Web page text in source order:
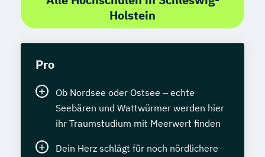
Holstein
Pro
Ob Nordsee oder Ostsee – echte
Seebären und Wattwürmer werden hier
ihr Traumstudium mit Meerwert finden
Dein Herz schlägt für noch nördlichere